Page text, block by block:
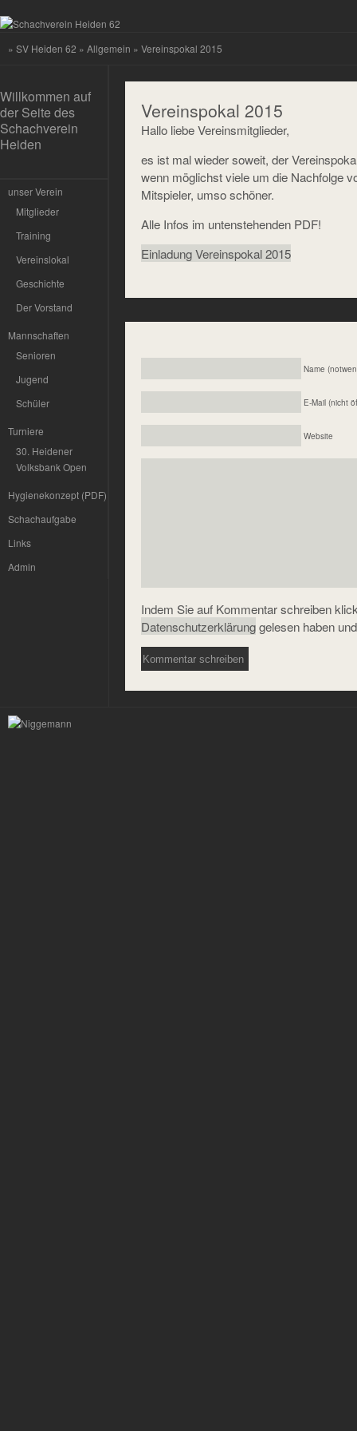
» SV Heiden 62 » Allgemein » Vereinspokal 2015
Willkommen auf
der Seite des
Schachverein
Heiden
unser Verein
Mitglieder
Training
Vereinslokal
Geschichte
Der Vorstand
Mannschaften
Senioren
Jugend
Schüler
Turniere
30. Heidener
Volksbank Open
Hygienekonzept (PDF)
Schachaufgabe
Links
Admin
Vereinspokal 2015
Hallo liebe Vereinsmitglieder,
es ist mal wieder soweit, der
wenn möglichst viele um die Nachfolge
Mitspieler, umso schöner.
Alle Infos im untenstehenden PDF!
Einladung Vereinspokal 2015
Name
E-Mail (nicht
Website
Indem Sie auf Kommentar schreiben
Datenschutzerklärunggelesen haben